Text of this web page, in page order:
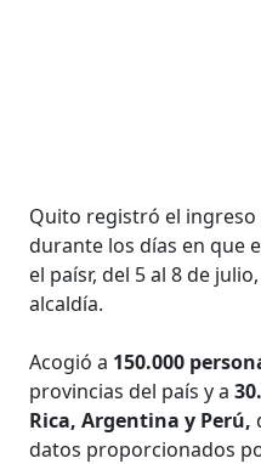
Quito registró el ingreso
durante los días en que
el paísr, del 5 al 8 de
alcaldía.
Acogió a 150.000
provincias del país y a
Rica, Argentina y Perú,
datos proporcionados